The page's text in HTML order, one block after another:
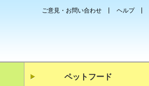
ご意見・お問い合わせ ヘルプ
ペットフード